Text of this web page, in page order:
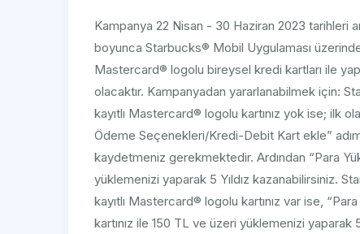
Kampanya 22 Nisan - 30 Haziran 2023 tarihleri
boyunca Starbucks® Mobil Uygulaması
Mastercard® logolu bireysel kredi kartları ile
olacaktır. Kampanyadan yararlanabilmek için:
kayıtlı Mastercard® logolu kartınız yok ise; ilk
Ödeme Seçenekleri/Kredi-Debit Kart ekle”
kaydetmeniz gerekmektedir. Ardından “Para
yüklemenizi yaparak 5 Yıldız kazanabilirsiniz.
kayıtlı Mastercard® logolu kartınız var ise,
kartınız ile 150 TL ve üzeri yüklemenizi yaparak